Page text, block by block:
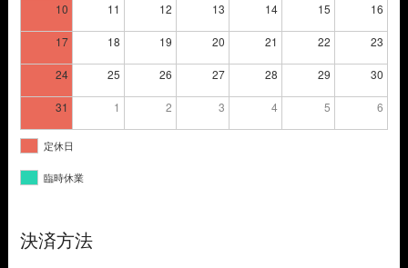
10 11 12 13 14 15 16
17 18 19 20 21 22 23
24 25 26 27 28 29 30
31 1 2 3 4 5 6
定休日
臨時休業
決済方法